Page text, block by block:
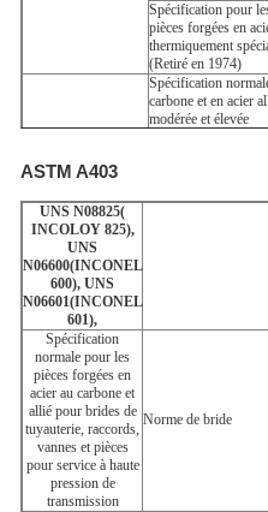
Spécification pour
pièces forgées en
thermiquement
(Retiré en 1974)
Spécification
carbone et en acier
modérée et élevée
carbone et en acier
ASTM A403
UNS N08825(
INCOLOY 825),
UNS
N06600(INCONEL
600), UNS
N06601(INCONEL
601),
Spécification
normale pour les
pièces forgées en
acier au carbone et
allié pour brides de
tuyauterie, raccords,
vannes et pièces
pour service à haute
pression de
transmission
Norme de bride